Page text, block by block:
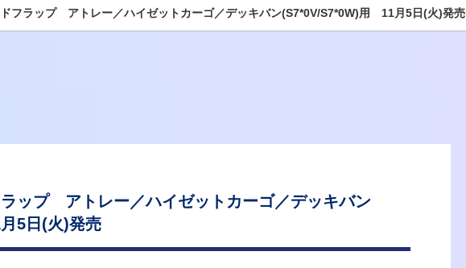
フラップ アトレー／ハイゼットカーゴ／デッキバン(S7*0V/S7*0W)用 11月5日(火)発売
ップ アトレー／ハイゼットカーゴ／デッキバン
5日(火)発売